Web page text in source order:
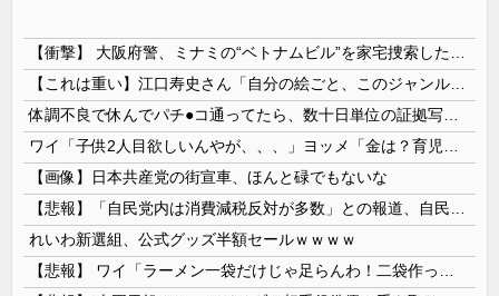
【画像】日本共産党の街宣車、ほんと碌でもないな
れいわ新選組、公式グッズ半額セールｗｗｗｗ